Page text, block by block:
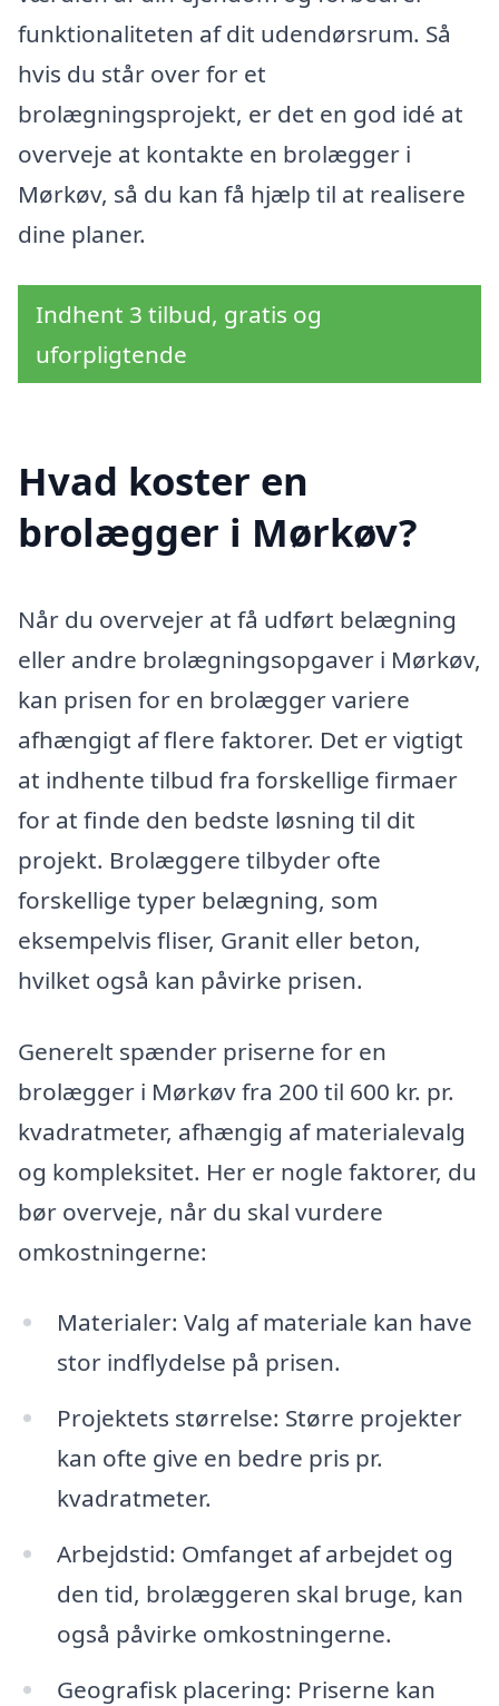
funktionaliteten af dit udendørsrum. Så
hvis du står over for et
brolægningsprojekt, er det en god idé at
overveje at kontakte en brolægger i
Mørkøv, så du kan få hjælp til at realisere
dine planer.
Indhent 3 tilbud, gratis og
uforpligtende
Hvad koster en
brolægger i Mørkøv?
Når du overvejer at få udført belægning
eller andre brolægningsopgaver i Mørkøv,
kan prisen for en brolægger variere
afhængigt af flere faktorer. Det er vigtigt
at indhente tilbud fra forskellige firmaer
for at finde den bedste løsning til dit
projekt. Brolæggere tilbyder ofte
forskellige typer belægning, som
eksempelvis fliser, Granit eller beton,
hvilket også kan påvirke prisen.
Generelt spænder priserne for en
brolægger i Mørkøv fra 200 til 600 kr. pr.
kvadratmeter, afhængig af materialevalg
og kompleksitet. Her er nogle faktorer, du
bør overveje, når du skal vurdere
omkostningerne:
Materialer: Valg af materiale kan have
stor indflydelse på prisen.
Projektets størrelse: Større projekter
kan ofte give en bedre pris pr.
kvadratmeter.
Arbejdstid: Omfanget af arbejdet og
den tid, brolæggeren skal bruge, kan
også påvirke omkostningerne.
Geografisk placering: Priserne kan